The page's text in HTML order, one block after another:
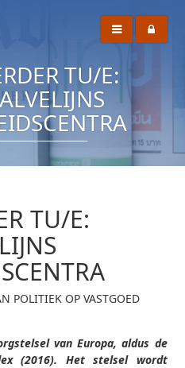
TU/E:
TU/E:
POLITIEK OP VASTGOED
van Europa, aldus de
(2016). Het stelsel wordt